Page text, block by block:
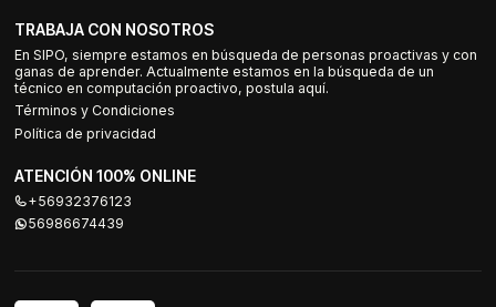
TRABAJA CON NOSOTROS
En SIPO, siempre estamos en búsqueda de personas proactivas y con
ganas de aprender. Actualmente estamos en la búsqueda de un
técnico en computación proactivo, postula aquí.
Términos y Condiciones
Política de privacidad
ATENCIÓN 100% ONLINE
+56932376123
56986674439